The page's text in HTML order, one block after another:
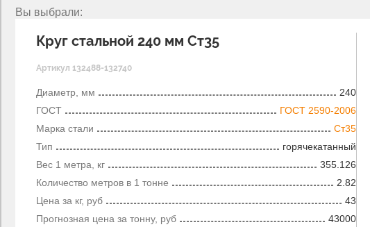
Вы выбрали:
Круг стальной 240 мм Ст35
Артикул 132488-132740
Диаметр, мм
240
ГОСТ
ГОСТ 2590-2006
Марка стали
Ст35
Тип
горячекатанный
Вес 1 метра, кг
355.126
Количество метров в 1 тонне
2.82
Цена за кг, руб
43
Прогнозная цена за тонну, руб
43000